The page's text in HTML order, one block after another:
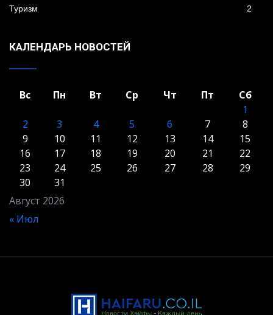
Туризм 2
КАЛЕНДАРЬ НОВОСТЕЙ
Август 2026
Вс Пн Вт Ср Чт Пт
Сб
1
2
3 4 5 6 7
8
9
10 11 12 13 14
15
16
17 18 19 20 21
22
23
24 25 26 27 28
29
30
31
« Июл